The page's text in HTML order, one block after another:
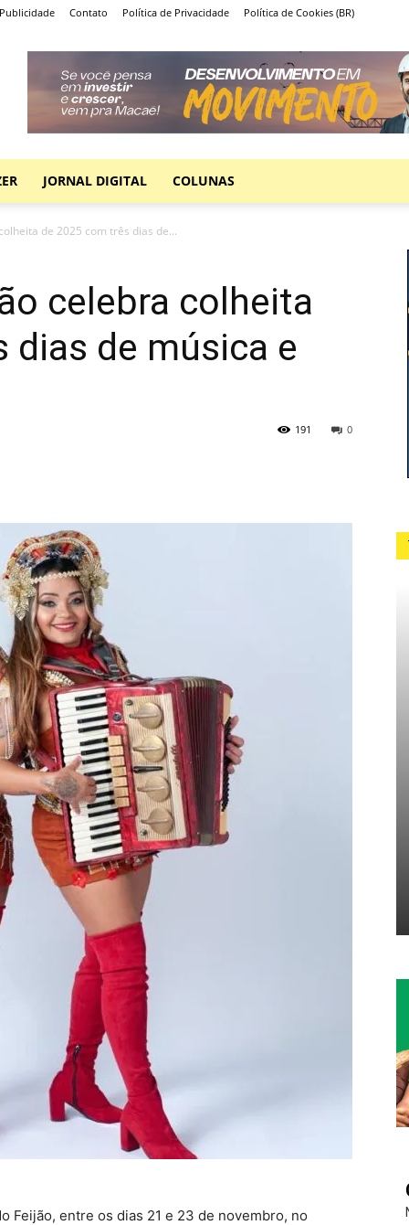
Publicidade Contato Política de Privacidade Política de Cookies (BR)
JORNAL DIGITAL COLUNAS
de 2025 com três dias de...
celebra colheita
dias de música e
0
191
Feijão, entre os dias 21 e 23 de novembro, no